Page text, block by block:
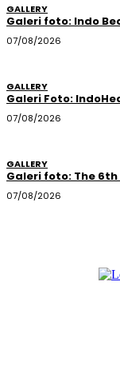
GALLERY
Galeri foto: Indo
07/08/2026
GALLERY
Galeri Foto:
07/08/2026
GALLERY
Galeri foto: The 6th
07/08/2026